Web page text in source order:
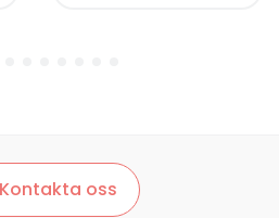
Kontakta oss